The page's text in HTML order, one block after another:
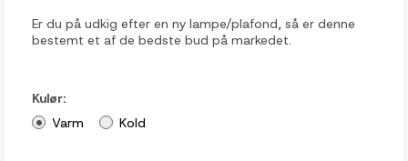
Er du på udkig efter en ny lampe/plafond, så er denne
bestemt et af de bedste bud på markedet.
Kulør:
Varm
Kold